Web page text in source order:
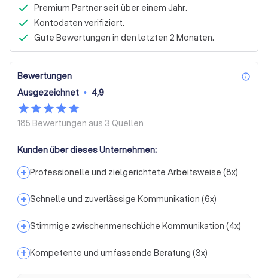
Premium Partner seit über einem Jahr.
Kontodaten verifiziert.
Gute Bewertungen in den letzten 2 Monaten.
Bewertungen
Ausgezeichnet • 4,9
185 Bewertungen aus 3 Quellen
Kunden über dieses Unternehmen:
+ Professionelle und zielgerichtete Arbeitsweise (8x)
+ Schnelle und zuverlässige Kommunikation (6x)
+ Stimmige zwischenmenschliche Kommunikation (4x)
+ Kompetente und umfassende Beratung (3x)